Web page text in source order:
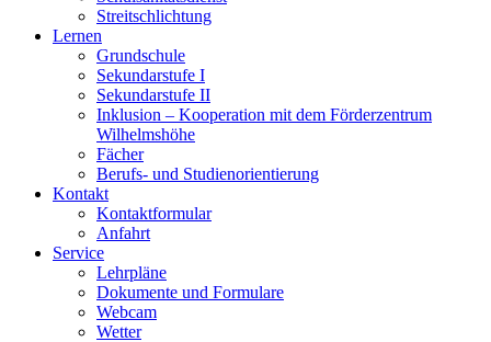
Streitschlichtung
Lernen
Grundschule
Sekundarstufe I
Sekundarstufe II
Inklusion – Kooperation mit dem Förderzentrum
Wilhelmshöhe
Fächer
Berufs- und Studienorientierung
Kontakt
Kontaktformular
Anfahrt
Service
Lehrpläne
Dokumente und Formulare
Webcam
Wetter